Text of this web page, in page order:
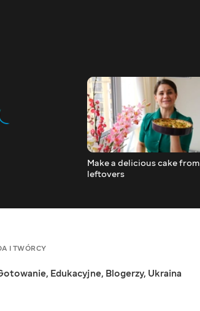
Make a delicious cake from
leftovers
I TWÓRCY
, Edukacyjne, Blogerzy, Ukraina